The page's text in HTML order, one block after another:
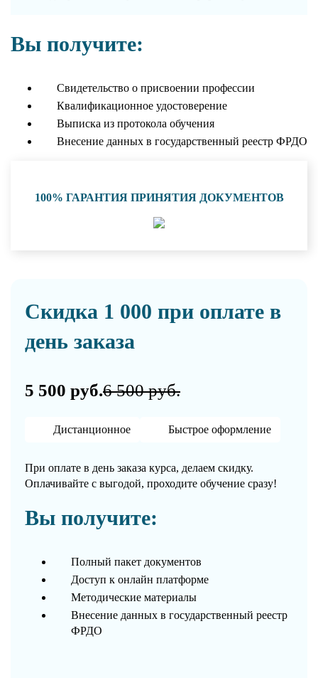
Вы получите:
Свидетельство о присвоении профессии
Квалификационное удостоверение
Выписка из протокола обучения
Внесение данных в государственный реестр ФРДО
100% ГАРАНТИЯ ПРИНЯТИЯ ДОКУМЕНТОВ
Скидка 1 000 при оплате в
день заказа
5 500 руб.6 500 руб.
Дистанционное Быстрое оформление
При оплате в день заказа курса, делаем скидку.
Оплачивайте с выгодой, проходите обучение сразу!
Вы получите:
Полный пакет документов
Доступ к онлайн платформе
Методические материалы
Внесение данных в государственный реестр
ФРДО